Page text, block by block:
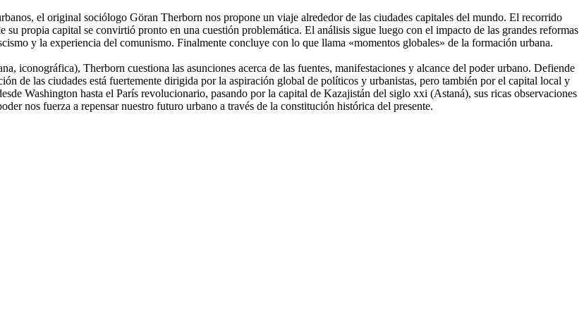
el original sociólogo Göran Therborn nos propone un viaje alrededor de las ciudades capitales del mundo. El recorrido
propia capital se convirtió pronto en una cuestión problemática. El análisis sigue luego con el impacto de las grandes reformas
y la experiencia del comunismo. Finalmente concluye con lo que llama «momentos globales» de la formación urbana.
iconográfica), Therborn cuestiona las asunciones acerca de las fuentes, manifestaciones y alcance del poder urbano. Defiende
de las ciudades está fuertemente dirigida por la aspiración global de políticos y urbanistas, pero también por el capital local y
Washington hasta el París revolucionario, pasando por la capital de Kazajistán del siglo xxi (Astaná), sus ricas observaciones
nos fuerza a repensar nuestro futuro urbano a través de la constitución histórica del presente.